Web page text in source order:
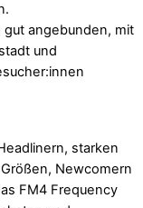
gut angebunden, mit
und
starken
Newcomern
FM4 Frequency